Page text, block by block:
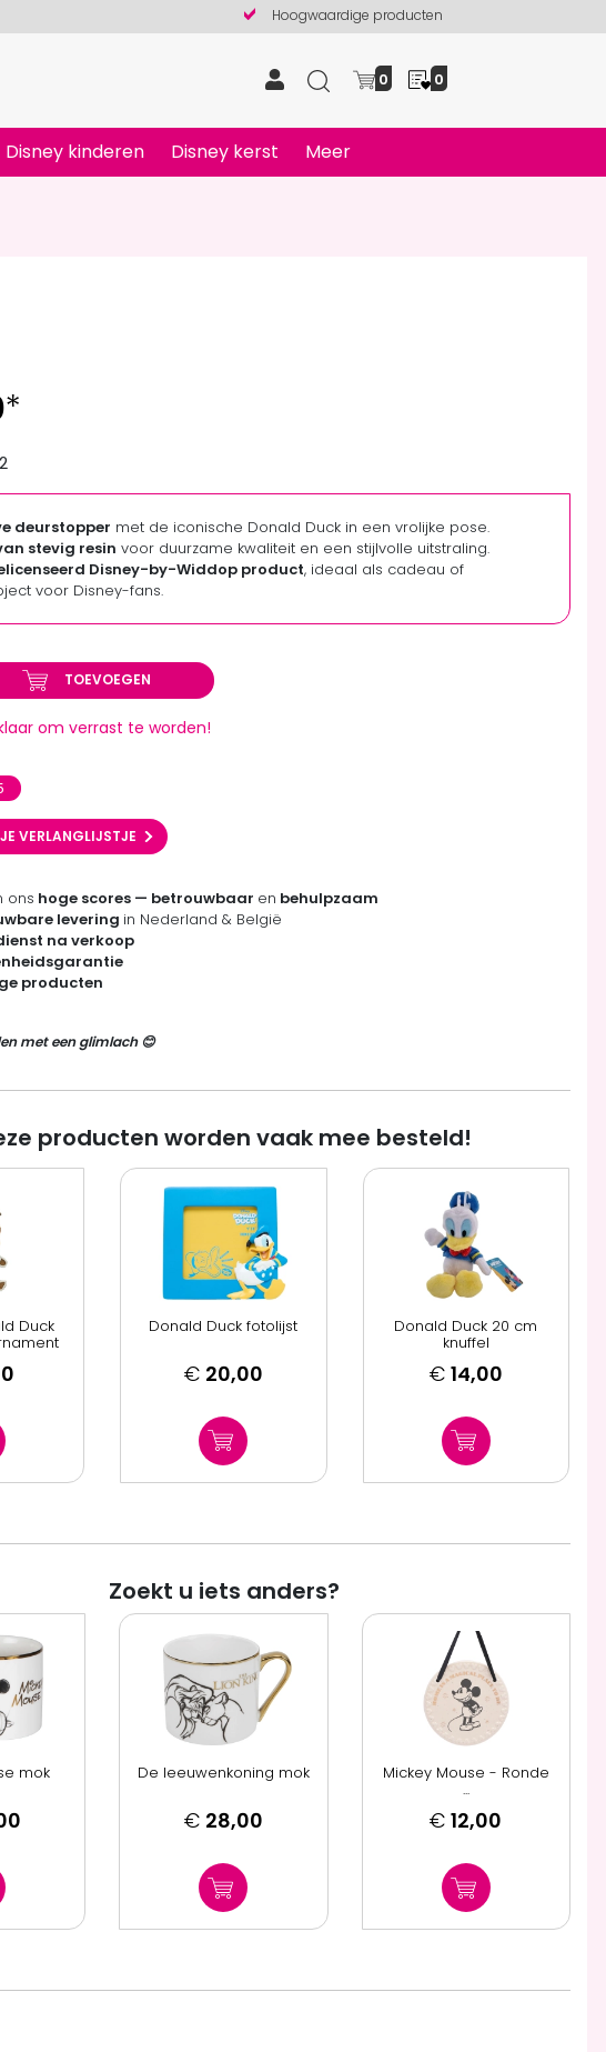
Hoogwaardige producten
0 0
Disney kinderen Disney kerst Meer
*
deurstopper met de iconische Donald Duck in een vrolijke pose.
stevig resin voor duurzame kwaliteit en een stijlvolle uitstraling.
Disney-by-Widdop product, ideaal als cadeau of
voor Disney-fans.
TOEVOEGEN
om verrast te worden!
VERLANGLIJSTJE
ons hoge scores — betrouwbaar en behulpzaam
levering in Nederland & België
na verkoop
producten
met een glimlach 😊
producten worden vaak mee besteld!
Duck Donald Duck fotolijst
€ 20,00
Donald Duck 20 cm
knuffel
€ 14,00
Zoekt u iets anders?
mok De leeuwenkoning mok
€ 28,00
Mickey Mouse - Ronde
...
€ 12,00